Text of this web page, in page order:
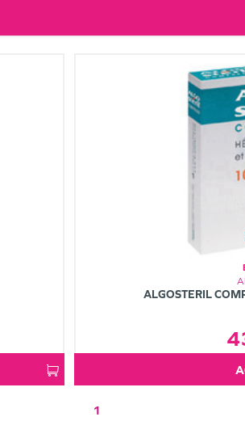
ALGOSTERIL
1